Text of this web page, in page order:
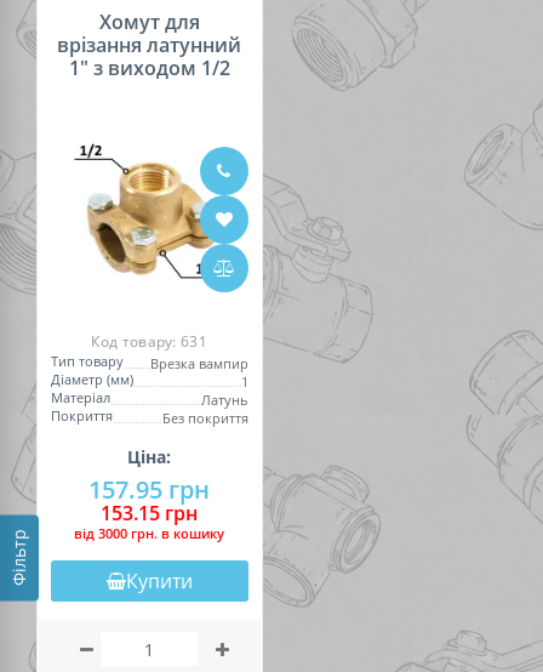
Фільтр
Хомут для
врізання латунний
1" з виходом 1/2
Код товару:631
Тип товару
Врезка вампир
Діаметр (мм)
1
Матеріал
Латунь
Покриття
Без покриття
Ціна:
157.95 грн
153.15 грн
вiд 3000 грн. в кошику
Купити